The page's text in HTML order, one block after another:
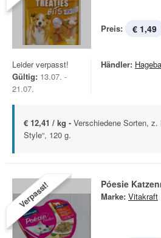
Preis: € 1,49
Leider verpasst!
Gültig: 13.07. -
21.07.
Händler:
€ 12,41 / kg - Verschiedene Sorten, z.
Style“, 120 g.
Verpasst! Póesie
Marke: Vitakraft